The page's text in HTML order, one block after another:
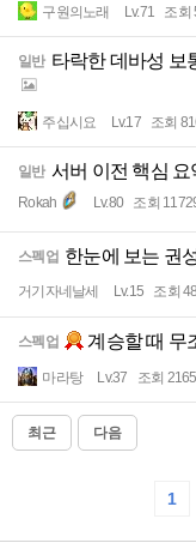
구원의노래 Lv.71 조회
일반 타락한 데바성 보
주십시요 Lv.17 조회
일반 서버 이전 핵심 요
Rokah Lv.80 조회
스펙업 한눈에 보는 권
거기자네날세 Lv.15 조회
스펙업 계승할 때 무
마라탕 Lv.37 조회
최근 다음
1